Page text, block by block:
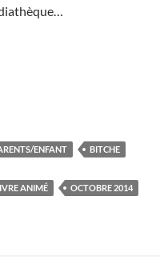
ENFANT
BITCHE
ANIMÉ
OCTOBRE 2014